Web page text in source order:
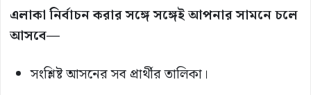
এলাকা নির্বাচন করার সঙ্গে সঙ্গেই আপনার সামনে চলে
আসবে—
সংশ্লিষ্ট আসনের সব প্রার্থীর তালিকা।